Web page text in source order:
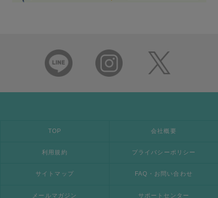
TOP 会社概要
利用規約 プライバシーポリシー
サイトマップ FAQ・お問い合わせ
メールマガジン サポートセンター